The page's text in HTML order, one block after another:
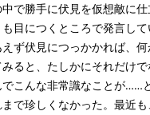
で勝手に伏見を仮想敵に
目につくところで発言し
ず伏見につっかかれば、
ると、たしかにそれだけ
でこんな非常識なことが
で珍しくなかった。最近